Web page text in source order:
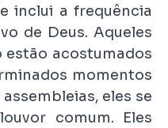
inclui a frequência
de Deus. Aqueles
estão acostumados
momentos
eles se
comum. Eles